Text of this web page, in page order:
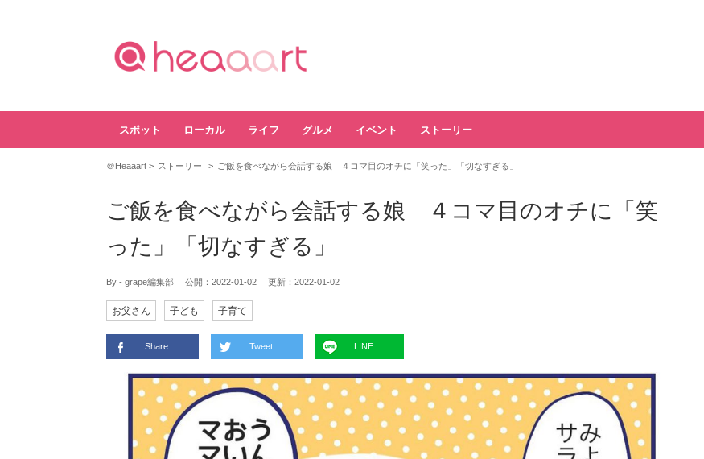
スポット ローカル ライフ グルメ イベント ストーリー
＠Heaaart ストーリー ご飯を食べながら会話する娘 ４コマ目のオチに「笑った」「切なすぎる」
ご飯を食べながら会話する娘 ４コマ目のオチに「笑
った」「切なすぎる」
By - grape編集部 公開： 2022-01-02 更新： 2022-01-02
お父さん 子ども 子育て
Share Tweet LINE